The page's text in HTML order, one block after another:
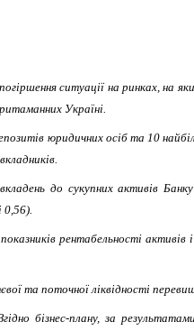
ситуації на ринках, на
Україні.
юридичних осіб та 10
до сукупних активів
0,56).
рентабельності
поточної ліквідності
бізнес-плану, за